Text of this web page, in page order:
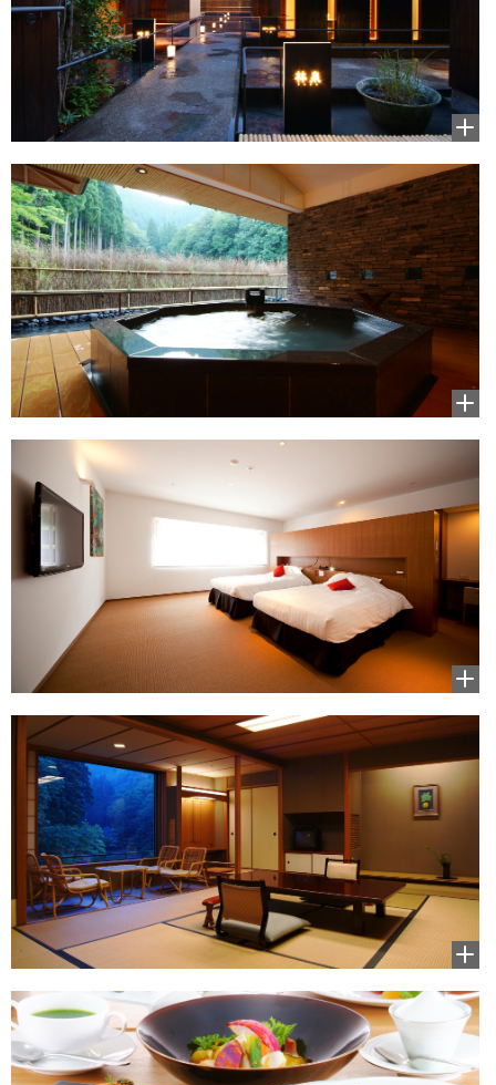
拡大
して
見る
拡大
して
見る
拡大
して
見る
拡大
して
見る